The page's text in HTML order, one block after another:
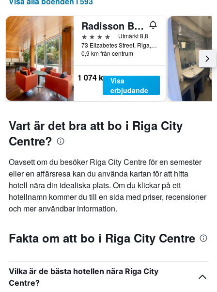
Radisson Blu Elizabete Hotel, Riga
4 stjärnor
Utmärkt 8,8
73 Elizabetes Street, Riga, Lettland
0,9 km från centrum
1 074 kr Visa
erbjudande
Vart är det bra att bo i Riga City
Centre?
Oavsett om du besöker Riga City Centre för en semester
eller en affärsresa kan du använda kartan för att hitta
hotell nära din idealiska plats. Om du klickar på ett
hotellnamn kommer du till en sida med priser, recensioner
och mer användbar information.
Fakta om att bo i Riga City Centre
Vilka är de bästa hotellen nära Riga City
Centre?